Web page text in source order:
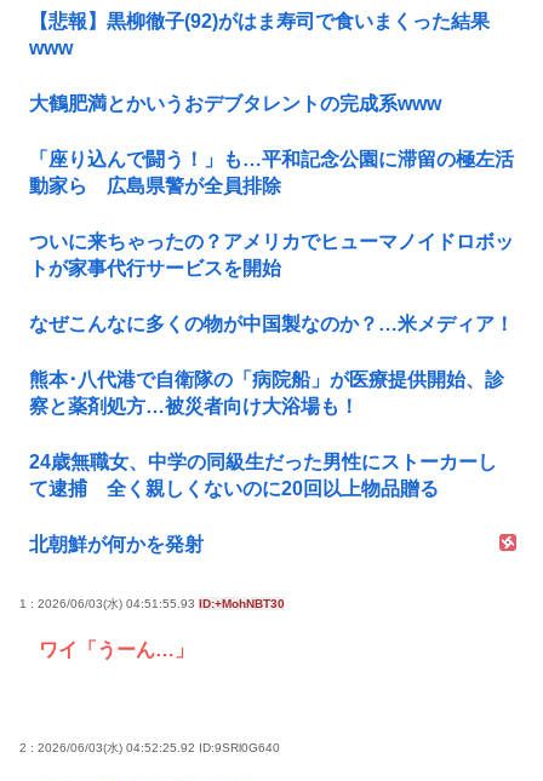
【悲報】黒柳徹子(92)がはま寿司で食いまくった結果
www
大鶴肥満とかいうおデブタレントの完成系www
「座り込んで闘う！」も…平和記念公園に滞留の極左活
動家ら 広島県警が全員排除
ついに来ちゃったの？アメリカでヒューマノイドロボッ
トが家事代行サービスを開始
なぜこんなに多くの物が中国製なのか？…米メディア！
熊本･八代港で自衛隊の「病院船」が医療提供開始、診
察と薬剤処方…被災者向け大浴場も！
24歳無職女、中学の同級生だった男性にストーカーし
て逮捕 全く親しくないのに20回以上物品贈る
北朝鮮が何かを発射
1 : 2026/06/03(水) 04:51:55.93 ID:+MohNBT30
ワイ「うーん…」
2 : 2026/06/03(水) 04:52:25.92 ID:9SRl0G640